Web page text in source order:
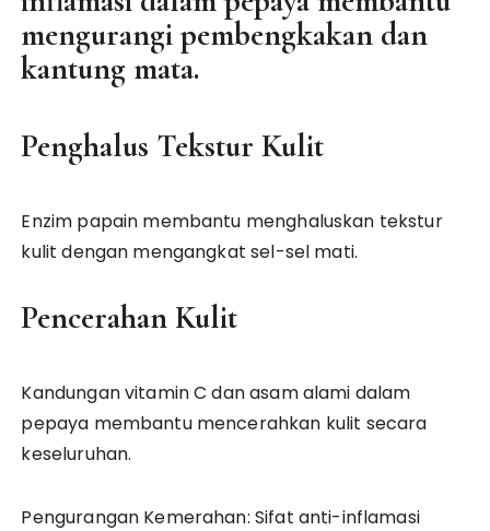
mengurangi pembengkakan dan
kantung mata.
Penghalus Tekstur Kulit
Enzim papain membantu menghaluskan tekstur
kulit dengan mengangkat sel-sel mati.
Pencerahan Kulit
Kandungan vitamin C dan asam alami dalam
pepaya membantu mencerahkan kulit secara
keseluruhan.
Pengurangan Kemerahan: Sifat anti-inflamasi